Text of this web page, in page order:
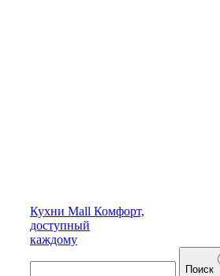
Кухни Mall Комфорт,
доступный
каждому
Поиск